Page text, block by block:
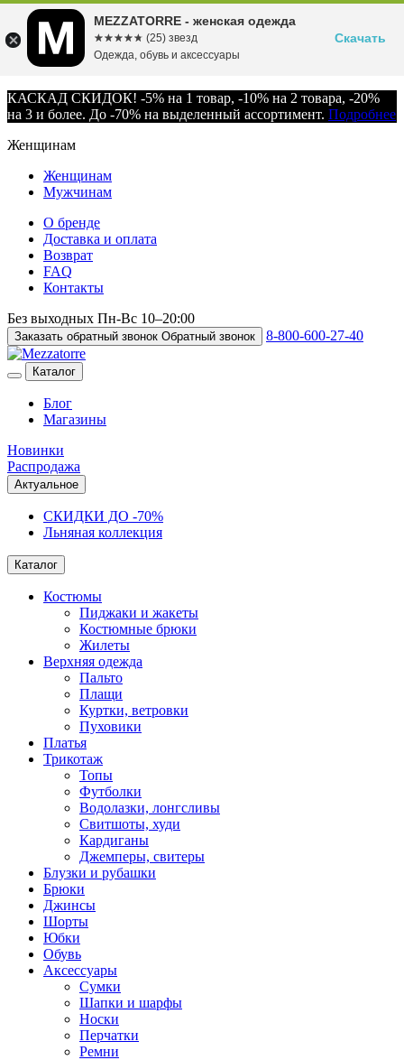
КАСКАД СКИДОК! -5% на 1 товар, -10% на 2 товара, -20%
на 3 и более. До -70% на выделенный ассортимент. Подробнее
Женщинам
Женщинам
Мужчинам
О бренде
Доставка и оплата
Возврат
FAQ
Контакты
Без выходных Пн-Вс 10–20:00
Заказать обратный звонок Обратный звонок 8-800-600-27-40
Каталог
Блог
Магазины
Новинки
Распродажа
Актуальное
СКИДКИ ДО -70%
Льняная коллекция
Каталог
Костюмы
Пиджаки и жакеты
Костюмные брюки
Жилеты
Верхняя одежда
Пальто
Плащи
Куртки, ветровки
Пуховики
Платья
Трикотаж
Топы
Футболки
Водолазки, лонгсливы
Свитшоты, худи
Кардиганы
Джемперы, свитеры
Блузки и рубашки
Брюки
Джинсы
Шорты
Юбки
Обувь
Аксессуары
Сумки
Шапки и шарфы
Носки
Перчатки
Ремни
MEZZATORRE - женская одежда
☆☆☆☆☆
★★★★★ (25) звезд
Одежда, обувь и аксессуары
Скачать